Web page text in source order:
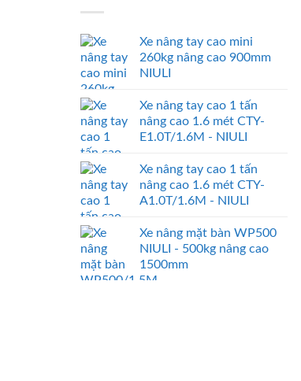
Xe nâng tay cao mini
260kg nâng cao 900mm
NIULI
Xe nâng tay cao 1 tấn
nâng cao 1.6 mét CTY-
E1.0T/1.6M - NIULI
Xe nâng tay cao 1 tấn
nâng cao 1.6 mét CTY-
A1.0T/1.6M - NIULI
Xe nâng mặt bàn WP500
NIULI - 500kg nâng cao
1500mm